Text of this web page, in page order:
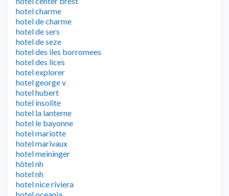
hotel charme
hotel de charme
hotel de sers
hotel de seze
hotel des iles borromees
hotel des lices
hotel explorer
hotel george v
hotel hubert
hotel insolite
hotel la lanterne
hotel le bayonne
hotel mariotte
hotel marivaux
hotel meininger
hôtel nh
hotel nh
hotel nice riviera